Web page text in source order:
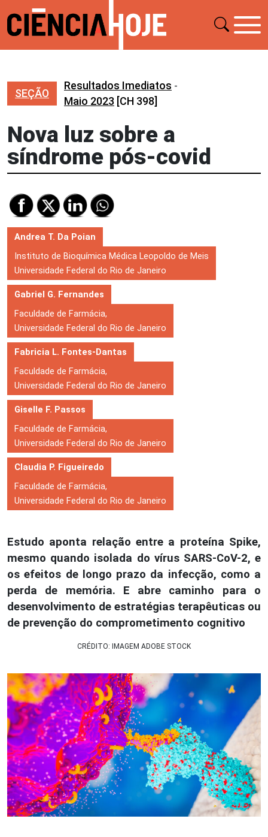
SEÇÃO
Resultados Imediatos -
Maio 2023 [CH 398]
Nova luz sobre a
síndrome pós-covid
Andrea T. Da Poian
Instituto de Bioquímica Médica Leopoldo de Meis
Universidade Federal do Rio de Janeiro
Gabriel G. Fernandes
Faculdade de Farmácia,
Universidade Federal do Rio de Janeiro
Fabricia L. Fontes-Dantas
Faculdade de Farmácia,
Universidade Federal do Rio de Janeiro
Giselle F. Passos
Faculdade de Farmácia,
Universidade Federal do Rio de Janeiro
Claudia P. Figueiredo
Faculdade de Farmácia,
Universidade Federal do Rio de Janeiro
Estudo aponta relação entre a proteína Spike,
mesmo quando isolada do vírus SARS-CoV-2, e
os efeitos de longo prazo da infecção, como a
perda de memória. E abre caminho para o
desenvolvimento de estratégias terapêuticas ou
de prevenção do comprometimento cognitivo
CRÉDITO: IMAGEM ADOBE STOCK